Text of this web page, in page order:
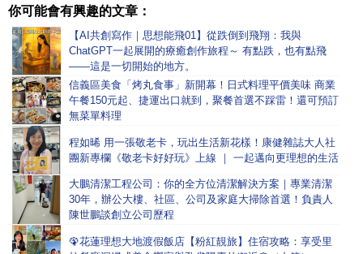
你可能會有興趣的文章：
【AI共創寫作｜思想能飛01】從跌倒到飛翔：我與
ChatGPT一起展開的療癒創作旅程～ 有點跌，也有點飛
——這是一切開始的地方。
信義區美食「烤丸食事」新開幕！日式料理平價美味 商業
午餐150元起、捷運出口就到，聚餐首選不踩雷！還可預訂
無菜單料理
程如晞 用一張敬老卡，玩出生活新花樣！康健雜誌大人社
團新專欄《敬老卡好好玩》上線 ｜ 一起邁向更理想的生活
大鵬清潔工程公司：你的全方位清潔解決方案｜專業清潔
30年，辦公大樓、社區、公司及家庭大掃除首選！負責人
陳世鵬談創立公司歷程
🦚花蓮理想大地渡假飯店【粉紅靚旅】住宿攻略：享受里